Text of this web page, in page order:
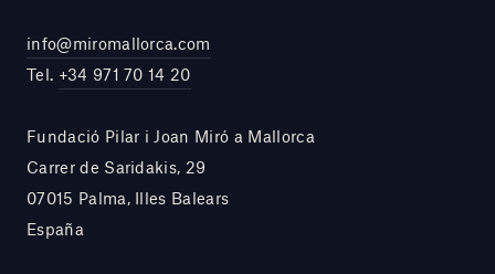
info@miromallorca.com
Tel. +34 971 70 14 20
Fundació Pilar i Joan Miró a Mallorca
Carrer de Saridakis, 29
07015 Palma, Illes Balears
España